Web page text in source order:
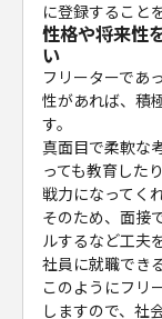
に登録すること
性格や将来性
い
フリーターであ
性があれば、積
す。
真面目で柔軟な
っても教育した
戦力になってく
そのため、面接
ルするなど工夫
社員に就職でき
このようにフリ
しますので、社